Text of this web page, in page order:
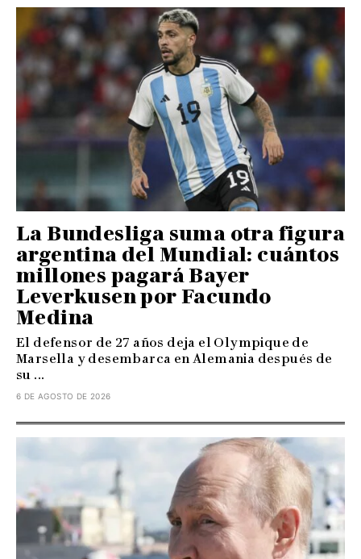
La Bundesliga suma otra figura
argentina del Mundial: cuántos
millones pagará Bayer
Leverkusen por Facundo
Medina
El defensor de 27 años deja el Olympique de
Marsella y desembarca en Alemania después de
su ...
6 DE AGOSTO DE 2026